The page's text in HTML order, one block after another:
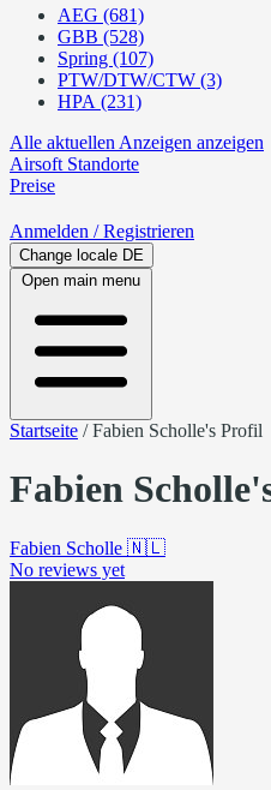
AEG (681)
GBB (528)
Spring (107)
PTW/DTW/CTW (3)
HPA (231)
Alle aktuellen Anzeigen anzeigen
Airsoft Standorte
Preise
Anmelden / Registrieren
Change locale DE
Open main menu
Startseite /Fabien Scholle's Profil
Fabien
Fabien Scholle 🇳🇱
No reviews yet